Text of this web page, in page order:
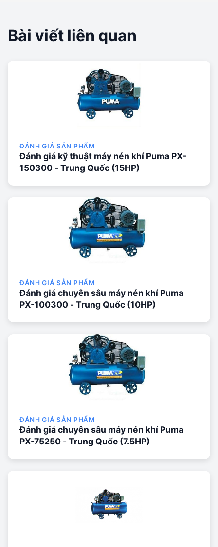
Bài viết liên quan
ĐÁNH GIÁ SẢN PHẨM
Đánh giá kỹ thuật máy nén khí Puma PX-
150300 - Trung Quốc (15HP)
ĐÁNH GIÁ SẢN PHẨM
Đánh giá chuyên sâu máy nén khí Puma
PX-100300 - Trung Quốc (10HP)
ĐÁNH GIÁ SẢN PHẨM
Đánh giá chuyên sâu máy nén khí Puma
PX-75250 - Trung Quốc (7.5HP)